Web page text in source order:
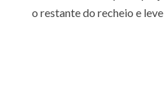
o restante do recheio e